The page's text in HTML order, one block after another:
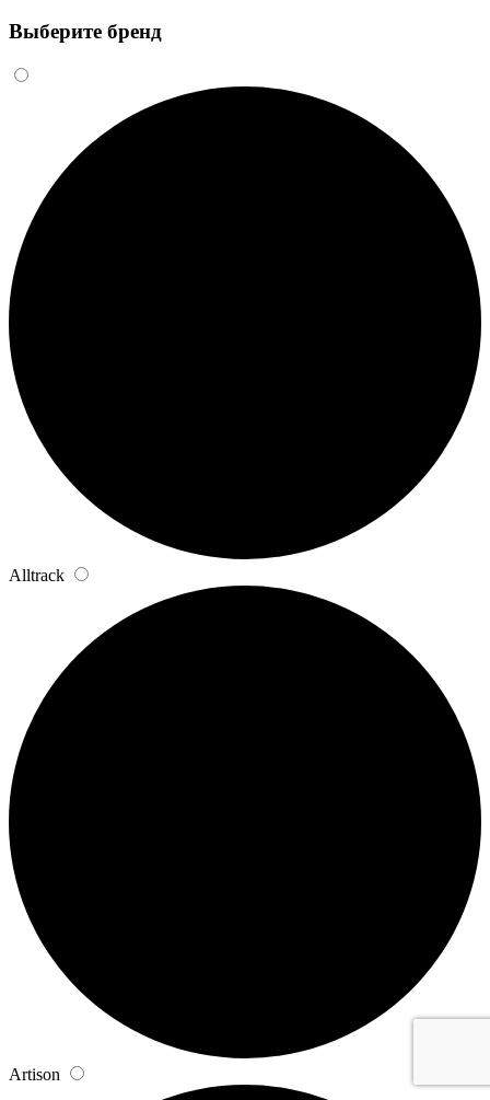
Выберите бренд
Alltrack
Artison